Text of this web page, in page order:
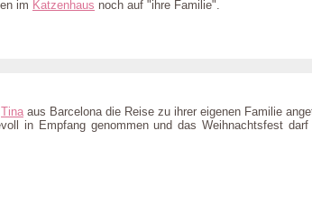
im Katzenhaus noch auf "ihre Familie".
Tinaaus Barcelona die Reise zu ihrer eigenen Familie
in Empfang genommen und das Weihnachtsfest